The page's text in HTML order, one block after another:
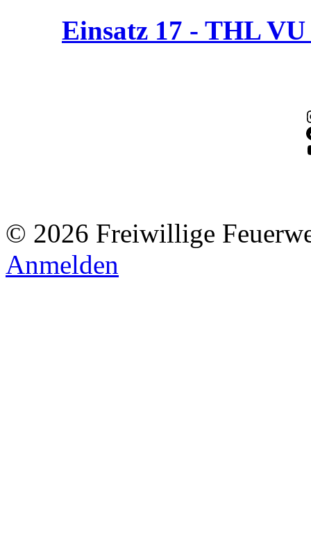
Einsatz 17 - THL
© 2026 Freiwillige
Anmelden